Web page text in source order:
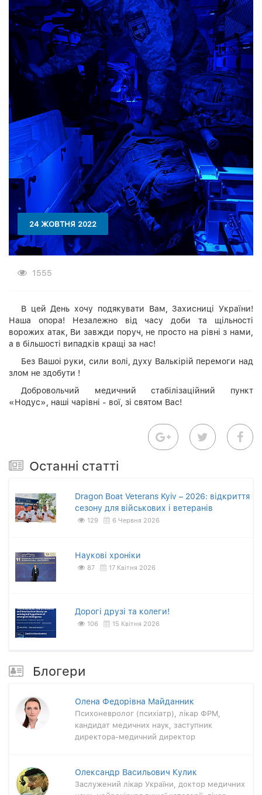
24 ЖОВТНЯ 2022
1555
В цей День хочу подякувати Вам, Захисниці України!
Наша опора! Незалежно від часу доби та щільності
ворожих атак, Ви завжди поруч, не просто на рівні з нами,
а в більшості випадків кращі за нас!
Без Вашоі руки, сили волі, духу Валькірій перемоги над
злом не здобути !
Добровольчий медичний стабілізаційний пункт
«Нодус», наші чарівні - вої, зі святом Вас!
Останнi статтi
Dragon Boat Veterans Kyiv – 2026: відкриття
сезону для військових і ветеранів
129 6 Червня 2026
Наукові хроніки
87 17 Квітня 2026
Дорогі друзі та колеги!
106 15 Квітня 2026
Блогери
Олена Федорівна Майданник
Психоневролог (психіатр), лікар ФРМ,
кандидат медичних наук, заступник
директора-медичний директор
Олександр Васильович Кулик
Заслужений лікар України, доктор медичних